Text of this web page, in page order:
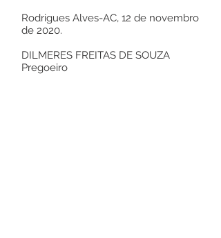
Rodrigues Alves-AC, 12 de novembro
de 2020.
DILMERES FREITAS DE SOUZA
Pregoeiro